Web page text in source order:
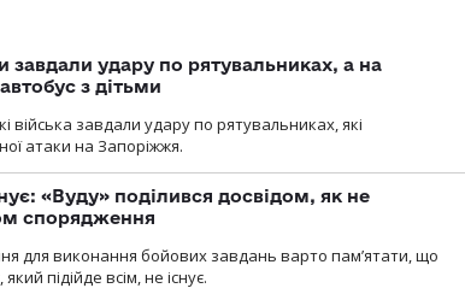
завдали удару по рятувальниках, а на
з дітьми
війська завдали удару по рятувальниках, які
атаки на Запоріжжя.
«Вуду» поділився досвідом, як не
спорядження
для виконання бойових завдань варто пам’ятати, що
підійде всім, не існує.